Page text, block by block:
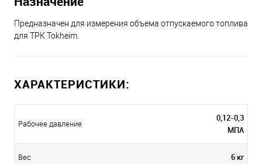
Предназначен для измерения объема отпускаемого топлива
для ТРК Tokheim.
ХАРАКТЕРИСТИКИ:
Рабочее давление
0,12-0,3
МПА
Вес 6 кг